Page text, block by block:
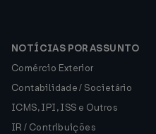
NOTÍCIAS POR ASSUNTO
Comércio Exterior
Contabilidade / Societário
ICMS, IPI, ISS e Outros
IR / Contribuições